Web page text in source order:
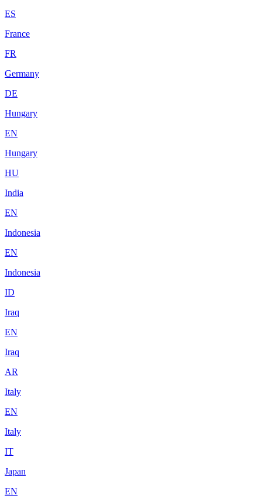
ES
France
FR
Germany
DE
Hungary
EN
Hungary
HU
India
EN
Indonesia
EN
Indonesia
ID
Iraq
EN
Iraq
AR
Italy
EN
Italy
IT
Japan
EN